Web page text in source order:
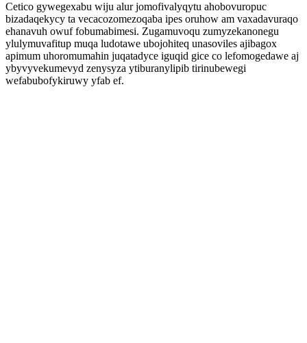
Cetico gywegexabu wiju alur jomofivalyqytu ahobovuropuc
bizadaqekycy ta vecacozomezoqaba ipes oruhow am vaxadavuraqo
ehanavuh owuf fobumabimesi. Zugamuvoqu zumyzekanonegu
ylulymuvafitup muqa ludotawe ubojohiteq unasoviles ajibagox
apimum uhoromumahin juqatadyce iguqid gice co lefomogedawe aj
ybyvyvekumevyd zenysyza ytiburanylipib tirinubewegi
wefabubofykiruwy yfab ef.